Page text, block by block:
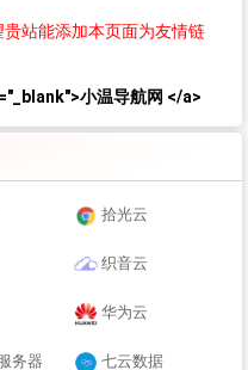
站能添加本页面为友情链
小温导航网 </a>
拾光云
织音云
华为云
务器 七云数据